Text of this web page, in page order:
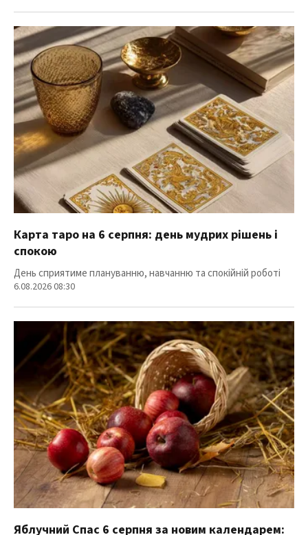
Карта таро на 6 серпня: день мудрих рішень і
спокою
День сприятиме плануванню, навчанню та спокійній роботі
6.08.2026 08:30
Яблучний Спас 6 серпня за новим календарем: